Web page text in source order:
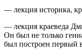
— лекция историка,
— лекция краеведа
Он был не только
был построен первый